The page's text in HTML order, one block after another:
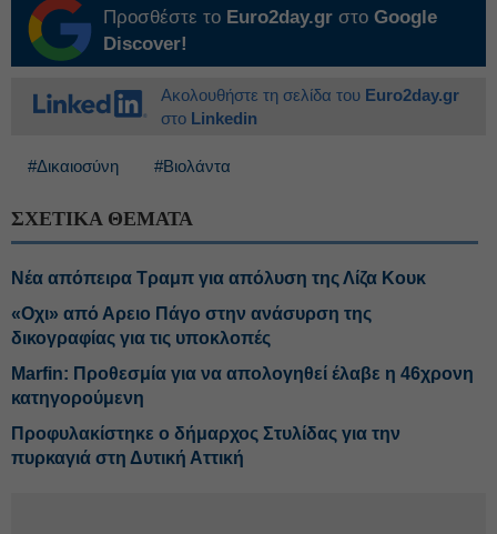
Προσθέστε το Euro2day.gr στο Google
Discover!
Ακολουθήστε τη σελίδα του Euro2day.gr
στο Linkedin
#Δικαιοσύνη #Βιολάντα
ΣΧΕΤΙΚΑ ΘΕΜΑΤΑ
Νέα απόπειρα Τραμπ για απόλυση της Λίζα Κουκ
«Οχι» από Αρειο Πάγο στην ανάσυρση της
δικογραφίας για τις υποκλοπές
Marfin: Προθεσμία για να απολογηθεί έλαβε η 46χρονη
κατηγορούμενη
Προφυλακίστηκε ο δήμαρχος Στυλίδας για την
πυρκαγιά στη Δυτική Αττική